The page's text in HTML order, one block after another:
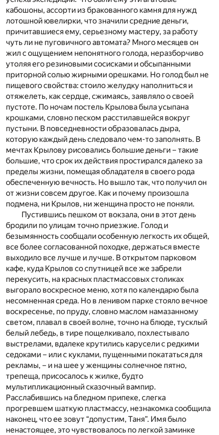
кабошоны, ассорти из бракованного камня для нужд
лотошной ювелирки, что значили средние деньги,
причитавшиеся ему, серьезному мастеру, за работу
чуть ли не пуговичного автомата? Много месяцев он
жил с ощущением непонятного голода, неразборчиво
утоляя его резиновыми сосисками и обсыпанными
приторной солью жирными орешками. Но голод был не
пищевого свойства: стоило желудку наполниться и
отяжелеть, как сердце, сжимаясь, заявляло о своей
пустоте. По ночам постель Крылова была усыпана
крошками, словно песком расстилавшейся вокруг
пустыни. В повседневности образовалась дыра,
которую каждый день следовало чем-то заполнять. В
мечтах Крылову рисовались большие деньги – такие
большие, что срок их действия простирался далеко за
пределы жизни, помещая обладателя в своего рода
обеспеченную вечность. Но вышло так, что получил он
от жизни совсем другое. Как и почему произошла
подмена, ни Крылов, ни женщина просто не поняли.
Пустившись пешком от вокзала, они в этот день
бродили по улицам точно приезжие. Голод и
безымянность сообщали особенную легкость их общей,
все более согласованной походке, держаться вместе
выходило все лучше и лучше. В открытом парковом
кафе, куда Крылов со спутницей все же забрели
перекусить, на красных пластмассовых столиках
выгорало воскресное меню, хотя по календарю была
несомненная среда. Но в ленивом парке стояло вечное
воскресенье, по пруду, словно маслом намазанному
светом, плавал в своей волне, точно на блюде, тусклый
белый лебедь, в тире пощелкивало, похлестывало
выстрелами, вдалеке крутились карусели с редкими
седоками – или с куклами, пущенными покататься для
рекламы, – и на шее у женщины солнечное пятно,
трепеща, присосалось к жилке, будто
мультипликационный сказочный вампир.
Расслабившись на бледном припеке, слегка
прогревшем шаткую пластмассу, незнакомка сообщила
наконец, что ее зовут “допустим, Таня”. Имя было
ненастоящее, это чувствовалось по легкой заминке